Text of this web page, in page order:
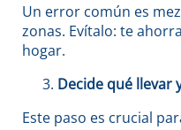
Un error común es
zonas. Evítalo: te
hogar.
Decide qué llevar
Este paso es crucial